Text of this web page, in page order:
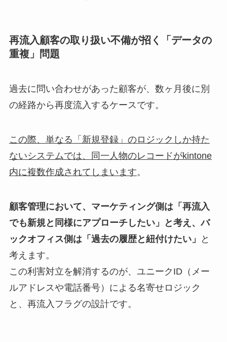
再流入顧客の取り扱い不備が招く「データの
重複」問題
過去に問い合わせがあった顧客が、数ヶ月後に別
の経路から再度流入するケースです。
この際、単なる「新規登録」のロジックしか持た
ないシステムでは、同一人物のレコードがkintone
内に複数作成されてしまいます。
顧客管理において、マーケティング側は「再流入
でも新規と同様にアプローチしたい」と考え、バ
ックオフィス側は「過去の履歴と紐付けたい」
と
考えます。
この利害対立を解消するのが、ユニークID（メー
ルアドレスや電話番号）による名寄せロジック
と、再流入フラグの設計です。